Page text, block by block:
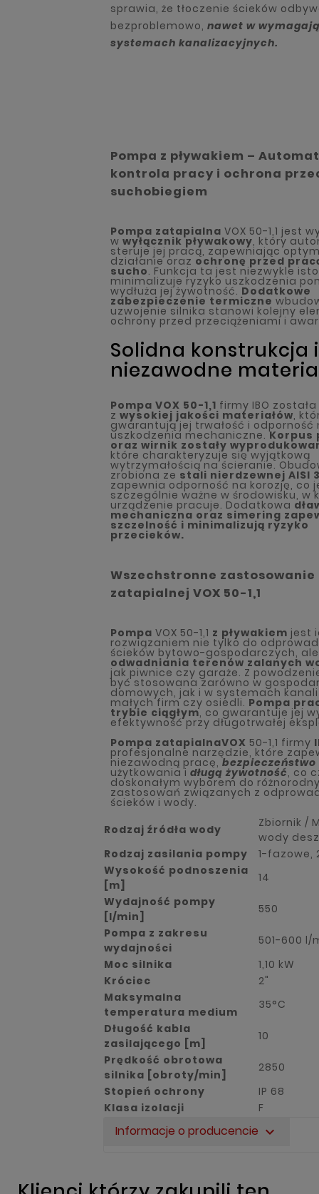
sprawia, że tłoczenie ścieków
bezproblemowo, nawet w
systemach kanalizacyjnych.
Pompa z pływakiem –
kontrola pracy i ochrona
suchobiegiem
Pompa zatapialna VOX 50-1,1 jest
w wyłącznik pływakowy, który
steruje jej pracą, zapewniając
działanie oraz ochronę przed
sucho. Funkcja ta jest niezwykle
minimalizuje ryzyko uszkodzenia
wydłuża jej żywotność. Dodatkowe
zabezpieczenie termiczne
uzwojenie silnika stanowi kolejny
ochrony przed przeciążeniami i
Solidna konstrukcja i
niezawodne
Pompa VOX 50-1,1 firmy IBO
z wysokiej jakości materiałów,
gwarantują jej trwałość i odporność
uszkodzenia mechaniczne. Korpus
oraz wirnik zostały
które charakteryzuje się wyjątkową
wytrzymałością na ścieranie.
zrobiona ze stali nierdzewnej AISI
zapewnia odporność na korozję, co
szczególnie ważne w środowisku, w
urządzenie pracuje. Dodatkowa
mechaniczna oraz simering
szczelność i minimalizują ryzyko
przecieków.
Wszechstronne zastosowanie
zatapialnej VOX 50-1,1
Pompa VOX 50-1,1 z pływakiem jest
rozwiązaniem nie tylko do
ścieków bytowo-gospodarczych,
odwadniania terenów zalanych
jak piwnice czy garaże. Z
być stosowana zarówno w
domowych, jak i w systemach
małych firm czy osiedli. Pompa
trybie ciągłym, co gwarantuje jej
efektywność przy długotrwałej
Pompa zatapialnaVOX 50-1,1 firmy
profesjonalne narzędzie, które
niezawodną pracę, bezpieczeństwo
użytkowania i długą żywotność, co
doskonałym wyborem do
zastosowań związanych z
ścieków i wody.
Rodzaj źródła wody
Zbiornik /
wody
Rodzaj zasilania pompy
1-fazowe,
Wysokość podnoszenia
[m]
14
Wydajność pompy
[l/min]
550
Pompa z zakresu
wydajności
501-600 l/
Moc silnika
1,10 kW
Króciec
2"
Maksymalna
temperatura medium
35°C
Długość kabla
zasilającego [m]
10
Prędkość obrotowa
silnika [obroty/min]
2850
Stopień ochrony
IP 68
Klasa izolacji
F
Informacje o producencie expand_more